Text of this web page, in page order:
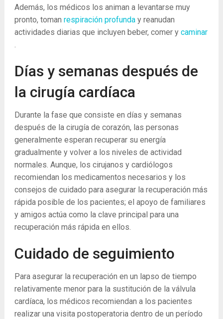
Además, los médicos los animan a levantarse muy
pronto, toman respiración profunda y reanudan
actividades diarias que incluyen beber, comer y caminar
.
Días y semanas después de
la cirugía cardíaca
Durante la fase que consiste en días y semanas
después de la cirugía de corazón, las personas
generalmente esperan recuperar su energía
gradualmente y volver a los niveles de actividad
normales. Aunque, los cirujanos y cardiólogos
recomiendan los medicamentos necesarios y los
consejos de cuidado para asegurar la recuperación más
rápida posible de los pacientes; el apoyo de familiares
y amigos actúa como la clave principal para una
recuperación más rápida en ellos.
Cuidado de seguimiento
Para asegurar la recuperación en un lapso de tiempo
relativamente menor para la sustitución de la válvula
cardíaca, los médicos recomiendan a los pacientes
realizar una visita postoperatoria dentro de un período